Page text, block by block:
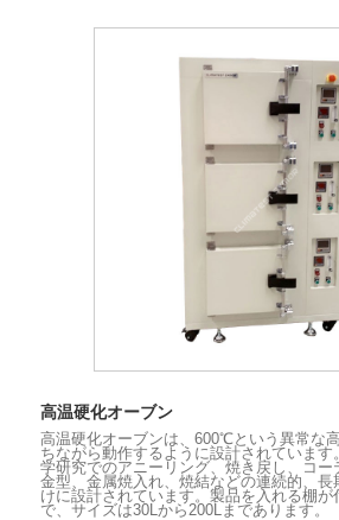
高温硬化オーブン
高温硬化オーブンは、600℃という異常な
ちながら動作するように設計されていま
学研究でのアニーリング、焼き戻し、コー
金型、金属焼入れ、焼結などの連続的、長
けに設計されています。製品を入れる棚が
で、サイズは30Lから200Lまであります。